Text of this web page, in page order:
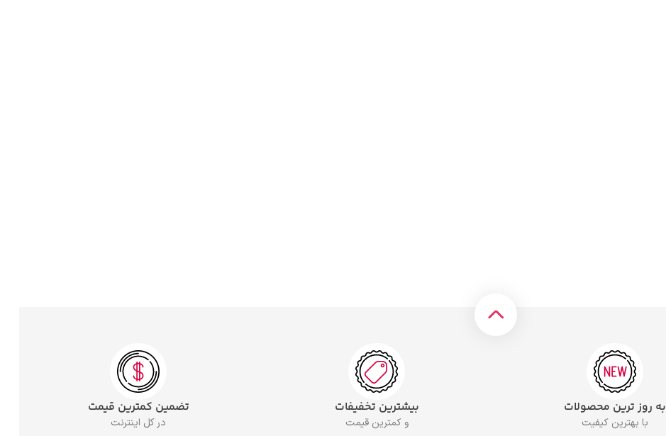
به روز ترین محصولات
با بهترین کیفیت
بیشترین تخفیفات
و کمترین قیمت
تضمین کمترین قیمت
در کل اینترنت